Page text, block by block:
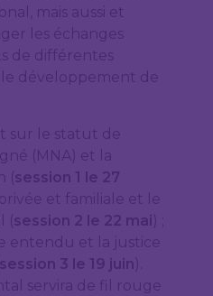
mais aussi et
les échanges
de différentes
le développement de
sur le statut de
(MNA) et la
(session 1 le 27
et familiale et le
(session 2 le 22 mai ) ;
entendu et la justice
session 3 le 19 juin ).
servira de fil rouge